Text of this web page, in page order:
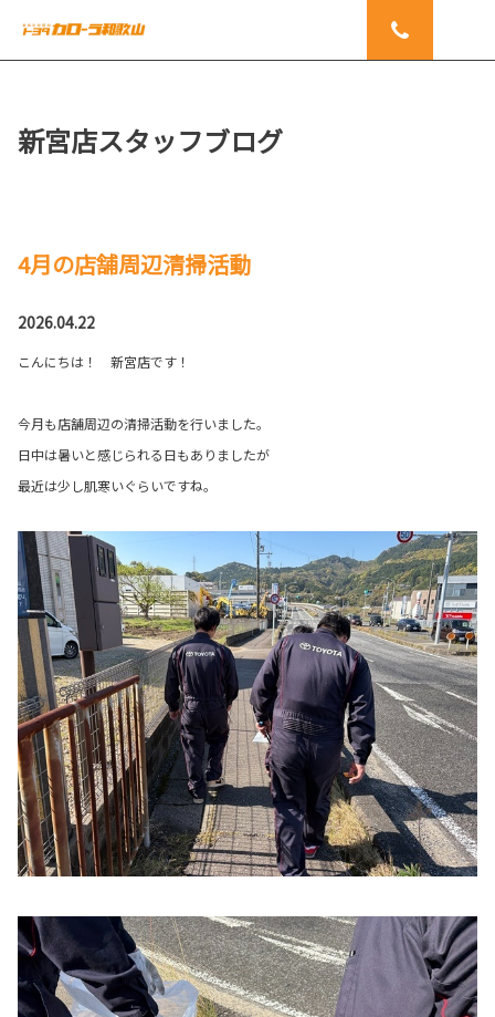
新宮店スタッフブログ
4月の店舗周辺清掃活動
2026.04.22
こんにちは！ 新宮店です！
今月も店舗周辺の清掃活動を行いました。
日中は暑いと感じられる日もありましたが
最近は少し肌寒いぐらいですね。